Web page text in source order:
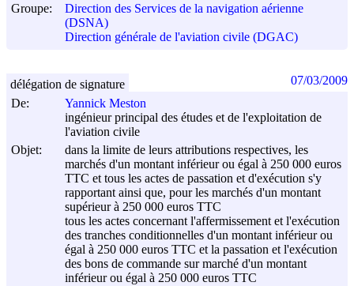
Groupe:
Direction des Services de la navigation aérienne
(DSNA)
Direction générale de l'aviation civile (DGAC)
De:
Yannick Meston
ingénieur principal des études et de l'exploitation de
l'aviation civile
Objet:
dans la limite de leurs attributions respectives, les
marchés d'un montant inférieur ou égal à 250 000 euros
TTC et tous les actes de passation et d'exécution s'y
rapportant ainsi que, pour les marchés d'un montant
supérieur à 250 000 euros TTC
tous les actes concernant l'affermissement et l'exécution
des tranches conditionnelles d'un montant inférieur ou
égal à 250 000 euros TTC et la passation et l'exécution
des bons de commande sur marché d'un montant
inférieur ou égal à 250 000 euros TTC
délégation de signature 07/03/2009